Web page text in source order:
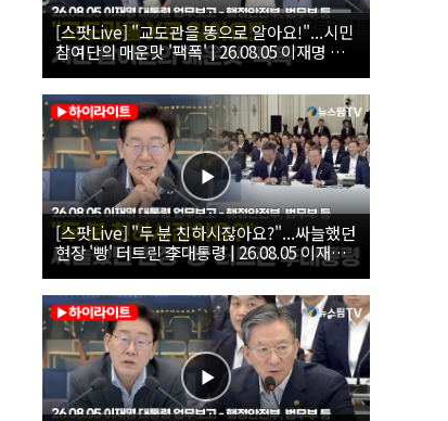
[스팟Live] "교도관을 똥으로 알아요!"...시민
참여단의 매운맛 '팩폭' | 26.08.05 이재명 대
통령 업무보고 - 행정안전부, 법무부, 국무조
정실, 법제처, 인사혁신처
[스팟Live] "두 분 친하시잖아요?"...싸늘했던
현장 '빵' 터트린 李대통령 | 26.08.05 이재명
대통령 업무보고 - 행정안전부, 법무부 등